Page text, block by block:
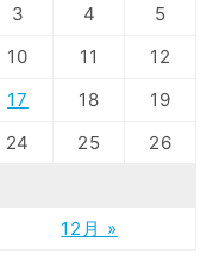
12月 »
3 4
5
10 11
12
17 18
19
24 25
26